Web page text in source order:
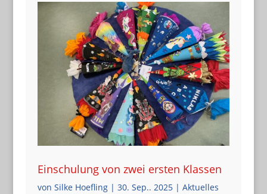
Einschulung von zwei ersten Klassen
von Silke Hoefling| 30. Sep.. 2025| Aktuelles